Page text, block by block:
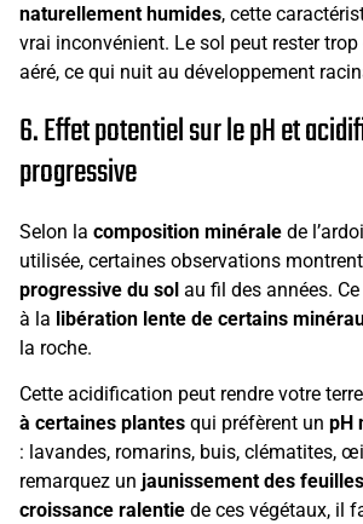
naturellement humides, cette
vrai inconvénient. Le sol peut rester
aéré, ce qui nuit au développement
6. Effet potentiel sur le pH et
progressive
Selon la composition minérale de
utilisée, certaines observations
progressive du sol au fil des années.
à la libération lente de certains
la roche.
Cette acidification peut rendre votre terre
à certaines plantes qui préfèrent un pH
: lavandes, romarins, buis, clématites,
remarquez un jaunissement des feuilles
croissance ralentie de ces végétaux, il